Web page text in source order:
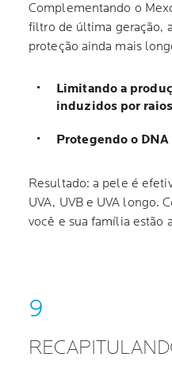
Complementando o
filtro de última geração,
proteção ainda mais
Limitando a
induzidos por
Protegendo o
Resultado: a pele é
UVA, UVB e UVA longo.
você e sua família estão